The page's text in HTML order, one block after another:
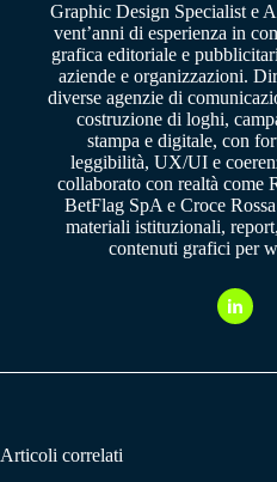
Graphic Design Specialist e
vent’anni di esperienza in
grafica editoriale e
aziende e organizzazioni.
diverse agenzie di
costruzione di loghi,
stampa e digitale, con
leggibilità, UX/UI e
collaborato con realtà come
BetFlag SpA e Croce
materiali istituzionali,
contenuti grafici per
Articoli correlati